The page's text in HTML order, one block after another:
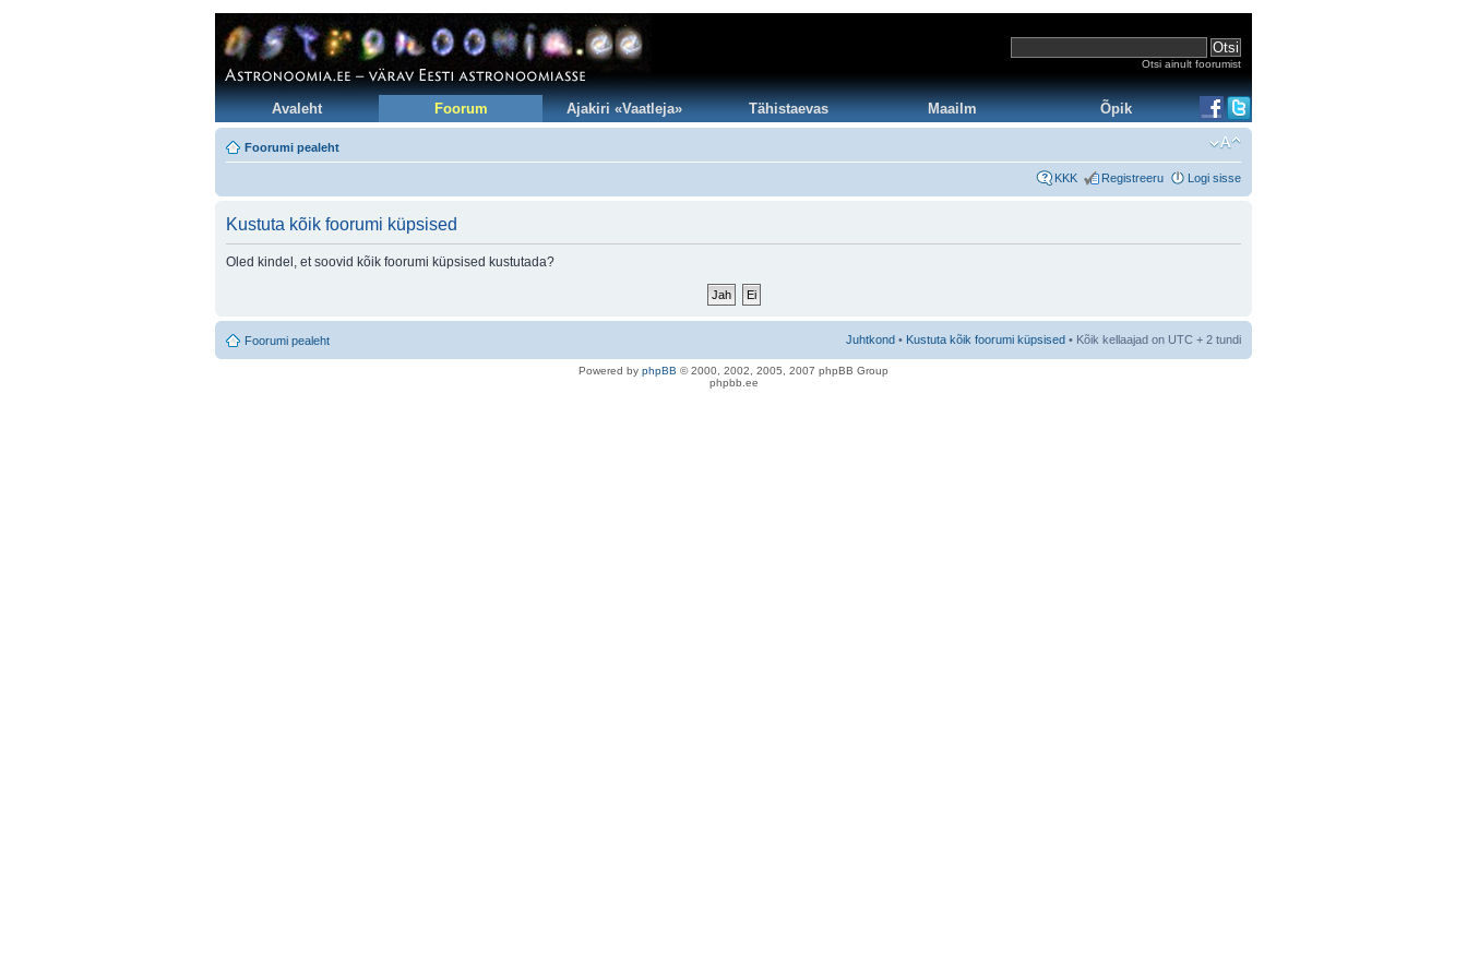
Otsi ainult foorumist
Avaleht Foorum Ajakiri «Vaatleja» Tähistaevas Maailm Õpik
Foorumi pealeht
KKK Registreeru Logi sisse
Kustuta kõik foorumi küpsised
Oled kindel, et soovid kõik foorumi küpsised kustutada?
Foorumi pealeht Juhtkond • Kustuta kõik foorumi küpsised • Kõik kellaajad on UTC + 2 tundi
Powered by phpBB © 2000, 2002, 2005, 2007 phpBB Group
phpbb.ee